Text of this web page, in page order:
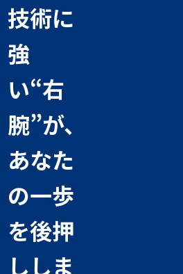
技術に
強
い“右
腕”が、
あなた
の一歩
を後押
ししま